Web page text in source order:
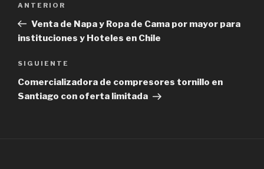
entradas
Previous
Post
ANTERIOR
Venta de Napa y Ropa de Cama por mayor para
instituciones y Hoteles en Chile
Next
Post
SIGUIENTE
Comercializadora de compresores tornillo en
Santiago con oferta limitada